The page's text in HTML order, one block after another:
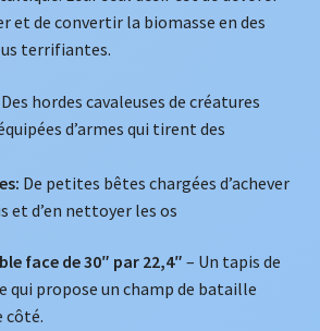
et de convertir la biomasse en des
terrifiantes.
Des hordes cavaleuses de créatures
d’armes qui tirent des
De petites bêtes chargées d’achever
et d’en nettoyer les os
face de 30″ par 22,4″ – Un tapis de
qui propose un champ de bataille
côté.